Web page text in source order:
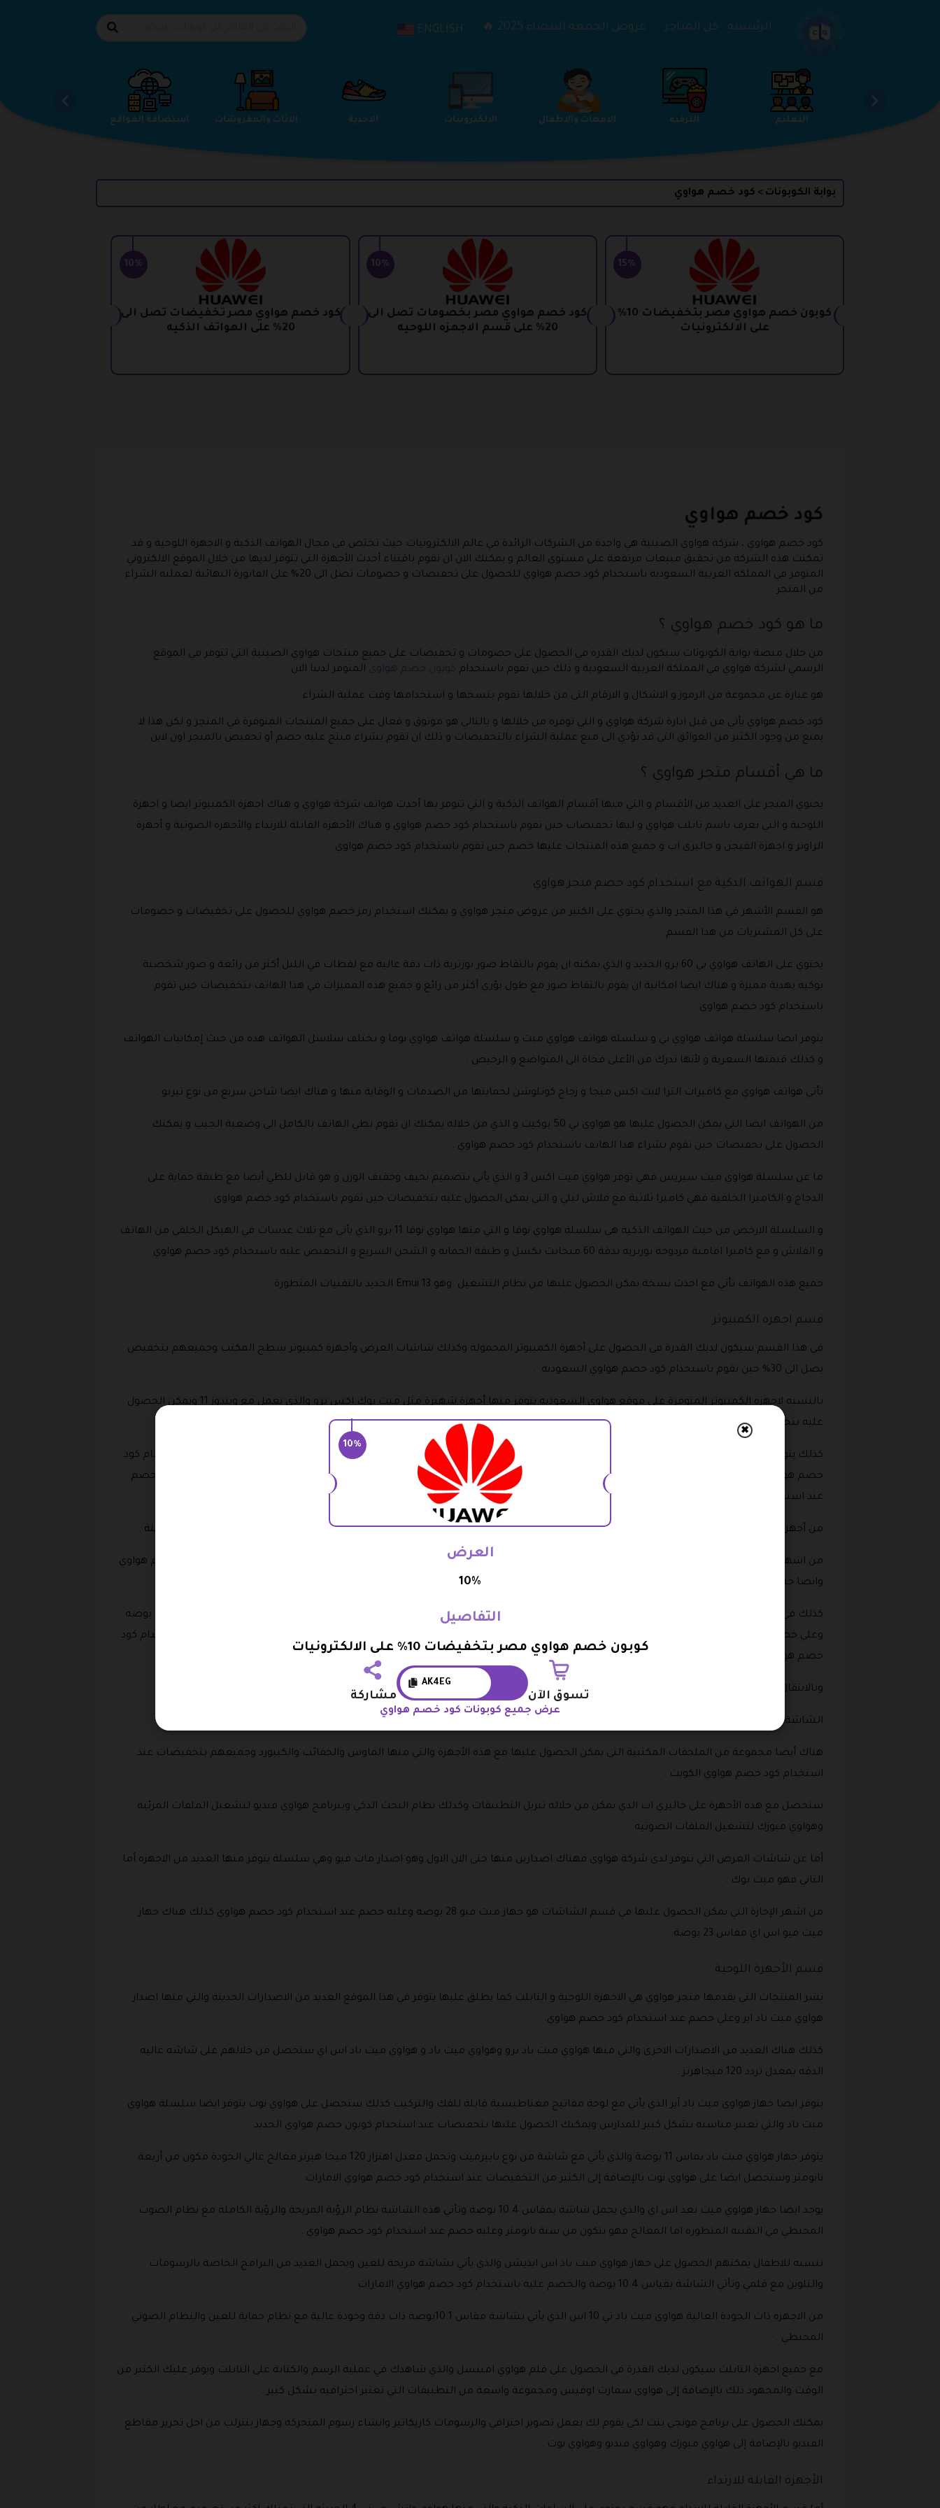
الرئيسية كل المتاجر عروض الجمعة البيضاء 2025 🔥 ENGLISH
استضافة المواقع الاثاث والمفروشات الاحذية الالكترونيات الامهات والاطفال الترفيه الجمال والعناية
بوابة الكوبونات > كود خصم هواوي
15%
كوبون خصم هواوي مصر بتخفيضات 10%
على الالكترونيات
10%
كود خصم هواوي مصر بخصومات تصل الى
20% على قسم الاجهزه اللوحيه
10%
كود خصم هواوي مصر تخفيضات تصل الى
20% على الهواتف الذكيه
كود خصم هواوي
كود خصم هواوي ، شركة هواوي الصينية هي واحدة من الشركات الرائدة في عالم الالكترونيات حيث تختص في مجال الهواتف الذكية و الاجهزة اللوحية و قد
تمكنت هذه الشركة من تحقيق مبيعات مرتفعة على مستوى العالم و يمكنك الان ان تقوم باقتناء أحدث الأجهزة التي تتوفر لديها من خلال الموقع الالكتروني
المتوفر في المملكة العربية السعودية باستخدام كود خصم هواوي للحصول على تخفيضات و خصومات تصل الى 20% على الفاتورة النهائية لعملية الشراء
من المتجر .
ما هو كود خصم هواوي ؟
من خلال منصة بوابة الكوبونات سيكون لديك القدرة في الحصول على خصومات و تخفيضات على جميع منتجات هواوي الصينية التي تتوفر في الموقع
الرسمي لشركة هواوي في المملكة العربية السعودية و ذلك حين تقوم باستخدام كوبون خصم هواوي المتوفر لدينا الان .
هو عبارة عن مجموعة من الرموز و الاشكال و الارقام التي من خلالها تقوم بنسخها و استخدامها وقت عملية الشراء .
كود خصم هواوي يأتي من قبل ادارة شركة هواوي و التي توفره من خلالها و بالتالي هو موثوق و فعال على جميع المنتجات المتوفرة في المتجر و لكن هذا لا
يمنع من وجود الكثير من العوائق التي قد تؤدي الى منع عملية الشراء بالتخفيضات و ذلك ان تقوم بشراء منتج عليه خصم أو تخفيض بالمتجر اون لاين .
ما هي أقسام متجر هواوي ؟
يحتوي المتجر على العديد من الأقسام و التي منها أقسام الهواتف الذكية و التي تتوفر بها أحدث هواتف شركة هواوي و هناك اجهزة الكمبيوتر ايضا و اجهزة
اللوحية و التي تعرف باسم تابلت هواوي و ليها تخفيضات حين تقوم باستخدام كود خصم هواوي و هناك الأجهزة القابلة للارتداء والأجهزة الصوتية و أجهزة
الراوتر و اجهزة الفيجن و جاليري اب و جميع هذه المنتجات عليها خصم حين تقوم باستخدام كود خصم هواوي .
قسم الهواتف الذكية مع استخدام كود خصم متجر هواوي
هو القسم الأشهر في هذا المتجر والذي يحتوي على الكثير من عروض متجر هواوي و يمكنك استخدام رمز خصم هواوي للحصول على تخفيضات و خصومات
على كل المشتريات من هذا القسم .
يحتوي على الهاتف هواوي بي 60 برو الجديد و الذي يمكنه ان يقوم بالتقاط صور بورترية ذات دقة عالية مع لقطات في الليل أكثر من رائعة و صور شخصية
بوكيه بهدية مميزة و هناك ايضا امكانية ان يقوم بالتقاط صور مع طول بؤري أكثر من رائع و جميع هذه المميزات في هذا الهاتف بتخفيضات حين تقوم
باستخدام كود خصم هواوي .
يتوفر ايضا سلسلة هواتف هواوي بي و سلسلة هواتف هواوي ميت و سلسلة هواتف هواوي نوفا و تختلف سلاسل الهواتف هذه من حيث إمكانيات الهواتف
و كذلك قيمتها السعرية و لأنها تدرك من الأعلى فجاة الى المتواضع و الرخيص .
تأتي هواتف هواوي مع كاميرات الترا لايت اكس ميجا و زجاج كوتلوشن لحمايتها من الصدمات و الوقاية منها و هناك ايضا شاحن سريع من نوع تيربو .
من الهواتف ايضا التي يمكن الحصول عليها هو هواوي بي 50 بوكيت و الذي من خلاله يمكنك ان تقوم بطي الهاتف بالكامل الى وضعية الجيب و يمكنك
الحصول على تخفيضات حين تقوم بشراء هذا الهاتف باستخدام كود خصم هواوي .
ما عن سلسلة هواوي ميت سيريس فهي توفر هواوي ميت اكس 3 و الذي يأتي بتصميم نحيف وخفيف الوزن و هو قابل للطي أيضا مع طبقة حماية على
الدجاج و الكاميرا الخلفية فهي كاميرا ثلاثية مع فلاش ليلي و التي يمكن الحصول عليه بتخفيضات حين تقوم باستخدام كود خصم هواوي .
و السلسلة الارخص من حيث الهواتف الذكية هي سلسلة هواوي نوفا و التي منها هواوي نوفا 11 برو الذي يأتي مع ثلاث عدسات في الهيكل الخلفي من الهاتف
و الفلاش و مع كاميرا امامية مزدوجة بورتريه بدقة 60 ميجابت بكسل و طبقة الحماية و الشحن السريع و التخفيض عليه باستخدام كود خصم هواوي .
جميع هذه الهواتف تأتي مع احدث نسخة يمكن الحصول عليها من نظام التشغيل وهو Emui 13 الجديد بالتقنيات المتطورة .
قسم اجهزه الكمبيوتر
في هذا القسم سيكون لديك القدرة في الحصول على أجهزة الكمبيوتر المحمولة وكذلك شاشات العرض وأجهزة كمبيوتر سطح المكتب وجميعهم بتخفيض
يصل الى 30% حين تقوم باستخدام كود خصم هواوي السعوديه .
بالنسبه لاجهزه الكمبيوتر المتوفرة على موقع هواوي السعوديه يتوفر منها أجهزة شهيرة مثل ميت بوك اكس برو والذي يعمل مع ويندوز 11 ويمكن الحصول
عليه بتخفيضات عند استخدام كود خصم هواوي السعوديه .
كذلك يتوفر العديد من أجهزة الكمبيوتر والتي تأتي ضمن مجموعة من السلاسل منها سلسلة ميت بوك اكس وعليها خصم يصل الى 20% عند استخدام كود
خصم هواوي 2026 وكذلك سلسلة ميت بوك التي تأتي بكفاءة معززة وسلسلة 100 بوك اي والتي يمكن استعمالها كمبيوتر ايضا كجهاز لوحي وعليها خصم
عند استخدام كود خصم هواوي .
من أجهزة الكمبيوتر الشهيره ايضا لدى شركة هواوي سلسلة ميت بوك دي وهي تحمل طابع المرونة حيث يمكن ان تقوم بفتح الشاشة أكبر زاوية ممكنة .
من اشهر الاجهزة التي يمكن الحصول عليها ضمن قسم الكمبيوتر لدى شركة هواوي هو جهاز ميت بوك 14 اس وعليه خصم عند استخدام كوبون خصم هواوي
وايضا جهاز ميت بوك 13 اس وجهاز ميت بوك 14 الجديد الذي يحمل معالج انتل كور من الجيل الثالث عشر .
كذلك في هذا القسم يمكنك الحصول على شاشات تبدأ من المقاس الصغير وحتى المقاسات الكبيرة فهناك شاشة ميت بوك اكس برو بمقاس 14.2 بوصه
وعلي خصم عند استخدام كود خصم هواوي السعوديه كذلك هناك شاشة ميت بوك دي 15 وهي بمقاس 15.6 ويمكن الحصول عليها بخصم عند استخدام كود
خصم هواوي الامارات .
وبالانتقال الى الشاشات الأكبر حجما ستجد شاشة ميت يو أس اي التي تأتي بمقاس 23.8 بوصة وعليها خصم عند استخدام كود خصم هواوي .
الشاشة الأكبر في هذا الاصدار هي شاشة ميت فيو جي تي والتي تأتي بقياس 34 بوصة .
هناك أيضا مجموعة من الملحقات المكتبية التي يمكن الحصول عليها مع هذه الأجهزة والتي منها الماوس والحقائب والكيبورد وجميعهم بتخفيضات عند
استخدام كود خصم هواوي الكويت .
ستحصل مع هذه الأجهزة على جاليري اب الذي يمكن من خلاله تنزيل التطبيقات وكذلك نظام البحث الذكي وببرنامج هواوي فيديو لتشغيل الملفات المرئية
وهواوي ميوزك لتشغيل الملفات الصوتيه .
أما عن شاشات العرض التي تتوفر لدى شركة هواوي فهناك اصدارين منها حتى الان الاول وهو اصدار مات فيو وهي سلسلة يتوفر منها العديد من الاجهزه أما
الثاني فهو ميت بوك .
من اشهر الإجازة التي يمكن الحصول عليها في قسم الشاشات هو جهاز ميت فيو 28 بوصة وعليه خصم عند استخدام كود خصم هواوي كذلك هناك جهاز
ميت فيو اس اي مقاس 23 بوصة .
قسم الأجهزة اللوحية
نشر المنتجات التي يقدمها متجر هواوي هي الاجهزة اللوحية و التابلت كما يطلق عليها يتوفر في هذا الموقع العديد من الاصدارات الحديثة والتي منها اصدار
هواوي ميت باد اير وعلي خصم عند استخدام كود خصم هواوي.
كذلك هناك العديد من الاصدارات الاخرى والتي منها هواوي ميت باد برو وهواوي ميت باد و هواوي ميت باد اس اي ستحصل من خلالهم على شاشه عاليه
الدقه بمعدل تردد 120 ميجاهرتز .
يتوفر ايضا جهاز هواوي ميت باد آير الذي يأتي مع لوحة مفاتيح مغناطيسية قابلة للفك والتركيب كذلك ستحصل على هواوي نوت يتوفر ايضا سلسلة هواوي
ميت باد والتي تعتبر مناسبة بشكل كبير للمدارس ويمكنك الحصول عليها بتخفيضات عند استخدام كوبون خصم هواوي الجديد .
يتوفر جهاز هواوي ميت باد بماس 11 بوصة والذي يأتي مع شاشة من نوع بابيرميت وتحمل معدل اهتزاز 120 ميجا هيرتز معالج عالي الجودة مكون من أربعة
نانومتر وستحصل ايضا على هواوي نوت بالإضافة إلى الكثير من التخفيضات عند استخدام كود خصم هواوي الامارات .
يوجد ايضا جهاز هواوي ميت بعد اس اي والذي يحمل شاشة بمقاس 10.4 بوصة وتأتي هذه الشاشة نظام الرؤية المريحة والرؤية الكاملة مع نظام الصوت
المحيطي في التقنيه المتطوره اما المعالج فهو يتكون من ستة نانومتر وعليه خصم عند استخدام كود خصم هواوي .
بنسبه للاطفال يمكنهم الحصول على جهاز هواوي ميت باد اس ايديشن والذي يأتي بشاشة مريحة للعين ويحمل العديد من البرامج الخاصة بالرسومات
والتلوين مع قلمي وتأتي الشاشة بقياس 10.4 بوصة والخصم عليه باستخدام كود خصم هواوي الامارات .
من الاجهزه ذات الجودة العالية هواوي ميت باد تي 10 اس الذي يأتي بشاشة مقاس 10.1بوصة ذات دقة وجودة عالية مع نظام حماية للعين والنظام الصوتي
المحيطي .
مع جميع اجهزة التابلت سيكون لديك القدرة في الحصول على قلم هواوي امبنسل والذي شاهدك في عملية الرسم والكتابة على التابلت ويوفر عليك الكثير من
الوقت والمجهود ذلك بالإضافة إلى هواوي سمارت اوفيس ومجموعة واسعة من التطبيقات التي تعتبر احترافيه بشكل كبير .
يمكنك الحصول على برنامج مونجي بنت لكي يقوم لك بعمل تصوير احترافي والرسومات كاريكاتير وانشاء رسوم المتحركه وجهاز بنترلب من اجل تحرير مقاطع
الفيديو بالإضافة إلى هواوي ميوزك وهواوي فيديو وهواوي نوت .
الأجهزة القابلة للارتداء
10%
✖
العرض
10%
التفاصيل
كوبون خصم هواوي مصر بتخفيضات 10% على الالكترونيات
تسوق الآن
AK4EG
مشاركة
عرض جميع كوبونات كود خصم هواوي